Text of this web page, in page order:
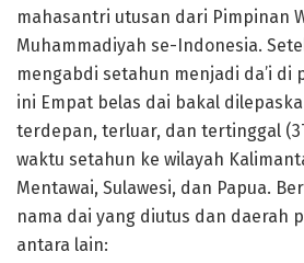
mahasantri utusan dari Pimpinan
Muhammadiyah se-Indonesia.
mengabdi setahun menjadi da’i di
ini Empat belas dai bakal
terdepan, terluar, dan tertinggal
waktu setahun ke wilayah
Mentawai, Sulawesi, dan Papua.
nama dai yang diutus dan daerah
antara lain: